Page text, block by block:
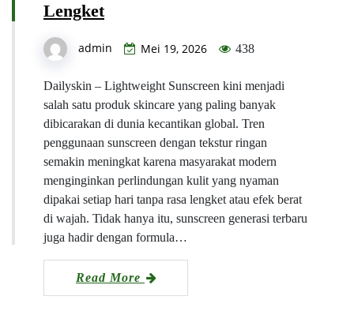
Lengket
admin Mei 19, 2026 438
Dailyskin – Lightweight Sunscreen kini menjadi
salah satu produk skincare yang paling banyak
dibicarakan di dunia kecantikan global. Tren
penggunaan sunscreen dengan tekstur ringan
semakin meningkat karena masyarakat modern
menginginkan perlindungan kulit yang nyaman
dipakai setiap hari tanpa rasa lengket atau efek berat
di wajah. Tidak hanya itu, sunscreen generasi terbaru
juga hadir dengan formula…
Read More